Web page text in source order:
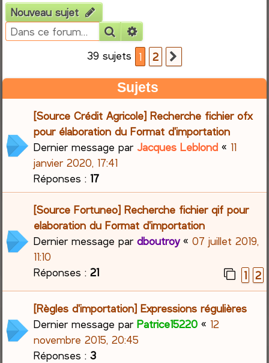
c
h
Nouveau sujet
Rechercher
39 sujets
1 2
Sujets
[Source Crédit Agricole] Recherche fichier ofx
pour élaboration du Format d'importation
Dernier message parJacques Leblond « 11
janvier 2020, 17:41
Réponses :17
[Source Fortuneo] Recherche fichier qif pour
elaboration du Format d'importation
Dernier message pardboutroy«07 juillet 2019,
11:10
Réponses :21 1 2
[Règles d'importation] Expressions régulières
Dernier message parPatrice15220 « 12
novembre 2015, 20:45
Réponses :3